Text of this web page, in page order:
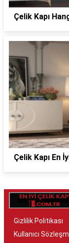
Çelik Kapı
Çelik Kapı En
Gizlilik Politikası
Kullanıcı